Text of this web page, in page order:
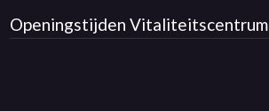
OpeningstijdenVitaliteitscentrum